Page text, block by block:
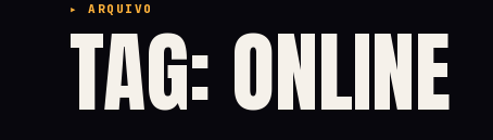
▸ ARQUIVO
TAG: ONLINE